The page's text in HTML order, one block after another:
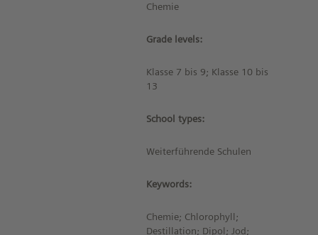
Chemie
Grade levels:
Klasse 7 bis 9; Klasse 10 bis
13
School types:
Weiterführende Schulen
Keywords:
Chemie; Chlorophyll;
Destillation; Dipol; Jod;